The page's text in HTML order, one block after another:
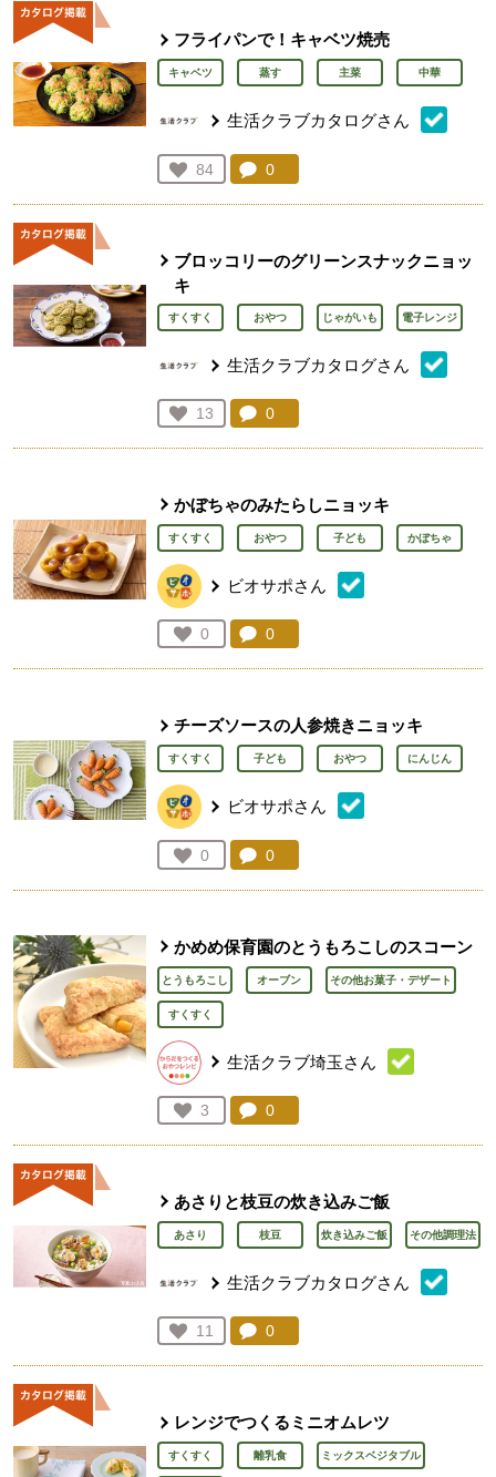
フライパンで！キャベツ焼売
キャベツ 蒸す 主菜 中華
生活クラブカタログさん
お気に入り登録：
84
人が登録
コメント：
0
ブロッコリーのグリーンスナックニョッ
キ
すくすく おやつ じゃがいも 電子レンジ
生活クラブカタログさん
お気に入り登録：
13
人が登録
コメント：
0
かぼちゃのみたらしニョッキ
すくすく おやつ 子ども かぼちゃ
ビオサポさん
お気に入り登録：
0
人が登録
コメント：
0
チーズソースの人参焼きニョッキ
すくすく 子ども おやつ にんじん
ビオサポさん
お気に入り登録：
0
人が登録
コメント：
0
かめめ保育園のとうもろこしのスコーン
とうもろこし オーブン その他お菓子・デザート
すくすく
生活クラブ埼玉さん
お気に入り登録：
3
人が登録
コメント：
0
あさりと枝豆の炊き込みご飯
あさり 枝豆 炊き込みご飯 その他調理法
生活クラブカタログさん
お気に入り登録：
11
人が登録
コメント：
0
レンジでつくるミニオムレツ
すくすく 離乳食 ミックスベジタブル